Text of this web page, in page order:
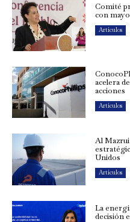
Comité
con
Artículos
acelera
acciones
Artículos
Al
Unidos
Artículos
La
decisión